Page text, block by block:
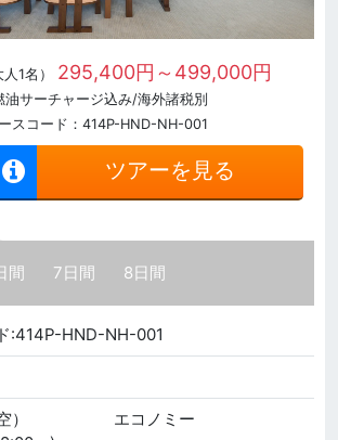
1名） 295,400円～499,000円
油サーチャージ込み/海外諸税別
スコード：414P-HND-NH-001
ツアーを見る
間 7日間 8日間
:414P-HND-NH-001
）
エコノミー